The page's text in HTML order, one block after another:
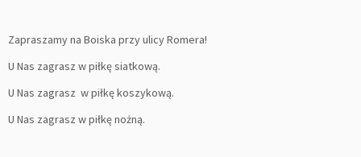
Zapraszamy na Boiska przy ulicy Romera!
U Nas zagrasz w piłkę siatkową.
U Nas zagrasz w piłkę koszykową.
U Nas zagrasz w piłkę nożną.